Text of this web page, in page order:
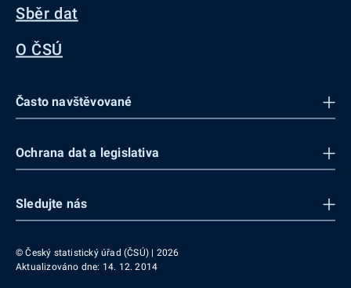
Sběr dat
O ČSÚ
Často navštěvované
Ochrana dat a legislativa
Sledujte nás
© Český statistický úřad (ČSÚ) | 2026
Aktualizováno dne: 14. 12. 2014